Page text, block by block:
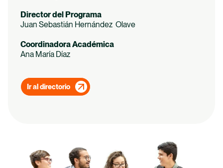
Director del Programa
Juan Sebastián Hernández Olave
Coordinadora Académica
Ana María Díaz
Ir al directorio